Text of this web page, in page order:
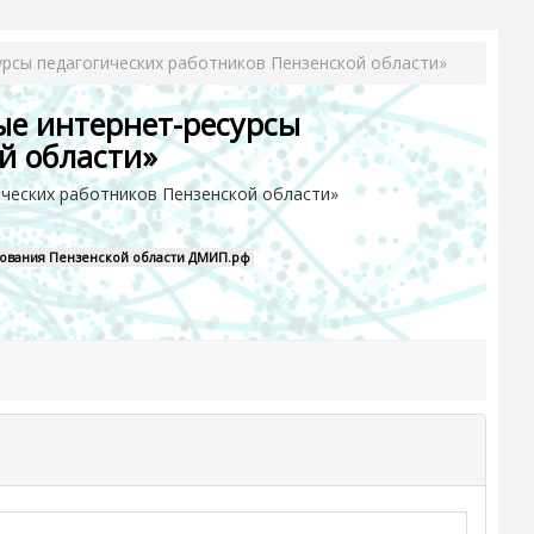
педагогических работников Пензенской области»
интернет-ресурсы
области»
работников Пензенской области»
Пензенской области ДМИП.рф